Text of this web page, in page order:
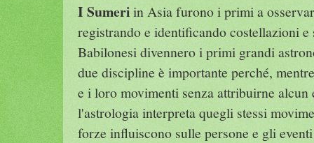
I Sumeriin Asia furono i primi a
registrando e identificando costellazioni
Babilonesi divennero i primi grandi
due discipline è importante perché,
e i loro movimenti senza attribuirne
l'astrologia interpreta quegli stessi
forze influiscono sulle persone e gli